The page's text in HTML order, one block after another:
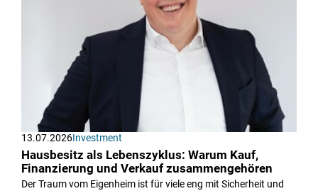
13.07.2026Investment
Hausbesitz als Lebenszyklus: Warum Kauf,
Finanzierung und Verkauf zusammengehören
Der Traum vom Eigenheim ist für viele eng mit Sicherheit und